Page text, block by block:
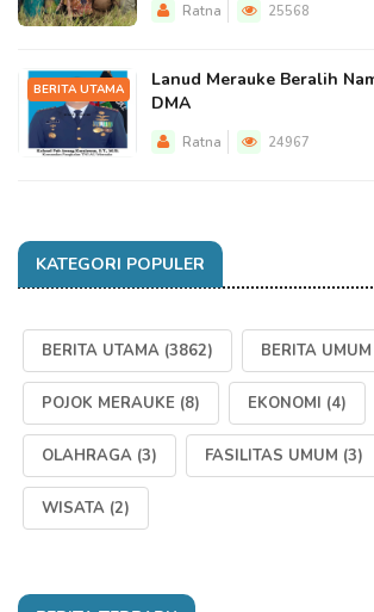
Ratna 25568
BERITA UTAMA
Lanud Merauke Beralih
DMA
Ratna 24967
KATEGORI POPULER
BERITA UTAMA (3862) BERITA UMUM
POJOK MERAUKE (8) EKONOMI (4)
OLAHRAGA (3) FASILITAS UMUM (3)
WISATA (2)